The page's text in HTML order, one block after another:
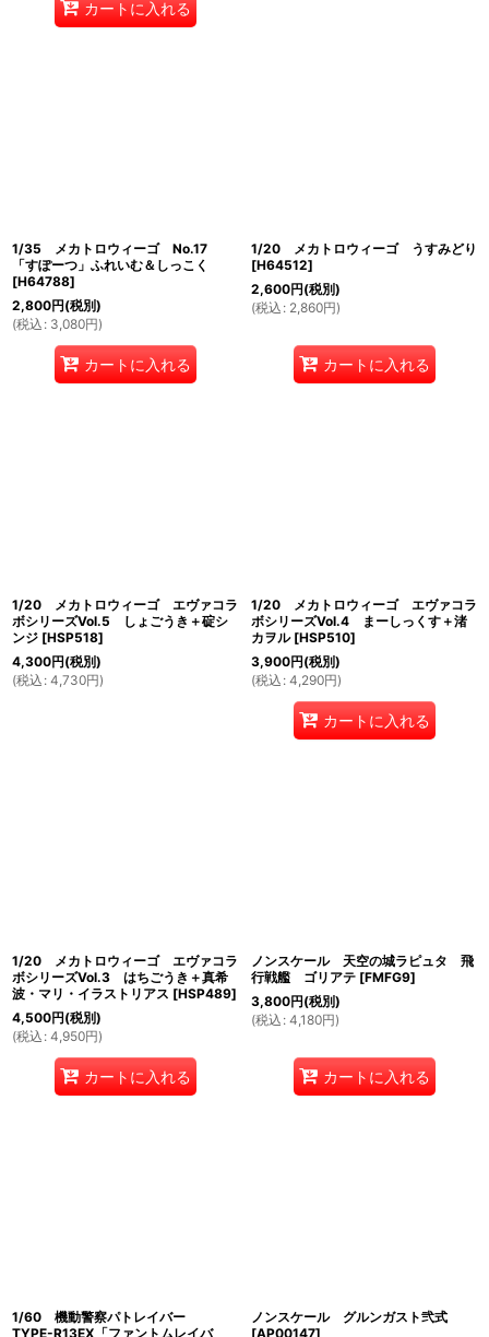
カートに入れる
1/35 メカトロウィーゴ No.17
「すぽーつ」ふれいむ＆しっこく
[H64788]
2,800円(税別)
(税込 : 3,080円)
カートに入れる
1/20 メカトロウィーゴ うすみどり
[H64512]
2,600円(税別)
(税込 : 2,860円)
カートに入れる
1/20 メカトロウィーゴ エヴァコラ
ボシリーズVol.5 しょごうき＋碇シ
ンジ [HSP518]
4,300円(税別)
(税込 : 4,730円)
1/20 メカトロウィーゴ エヴァコラ
ボシリーズVol.4 まーしっくす＋渚
カヲル [HSP510]
3,900円(税別)
(税込 : 4,290円)
カートに入れる
1/20 メカトロウィーゴ エヴァコラ
ボシリーズVol.3 はちごうき＋真希
波・マリ・イラストリアス [HSP489]
4,500円(税別)
(税込 : 4,950円)
カートに入れる
ノンスケール 天空の城ラピュタ 飛
行戦艦 ゴリアテ [FMFG9]
3,800円(税別)
(税込 : 4,180円)
カートに入れる
1/60 機動警察パトレイバー
TYPE-R13EX「ファントムレイバ
ノンスケール グルンガスト弐式
[AP00147]